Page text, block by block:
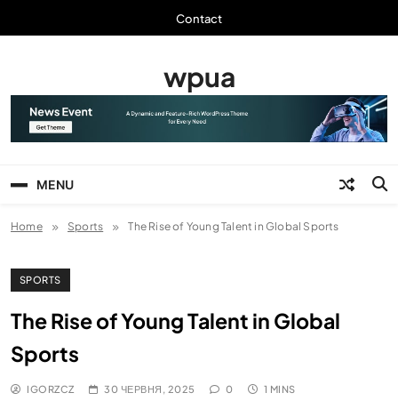
Contact
wpua
MENU
Home Sports The Rise of Young Talent in Global Sports
SPORTS
The Rise of Young Talent in Global
Sports
IGORZCZ 30 ЧЕРВНЯ, 2025 0 1 MINS